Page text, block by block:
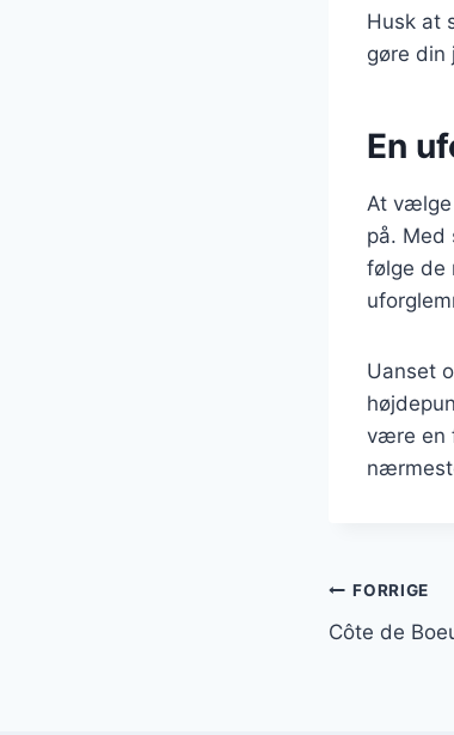
Husk at
gøre din
En
At vælge
på. Med
følge de
Uanset
være en
FORRIGE
Côte de